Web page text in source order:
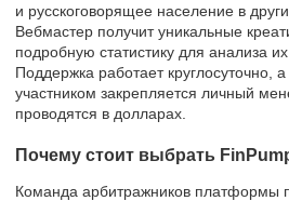
и русскоговорящее население в
Вебмастер получит уникальные
подробную статистику для анализа
Поддержка работает круглосуточно,
участником закрепляется личный
проводятся в долларах.
Почему стоит выбрать
Команда арбитражников платформы